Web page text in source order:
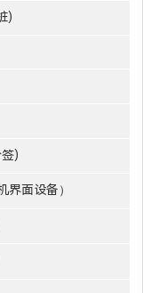
)
)
面设备）